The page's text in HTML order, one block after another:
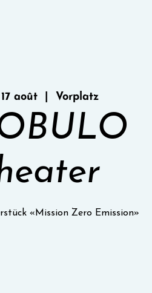
août Vorplatz
«Mission Zero Emission»